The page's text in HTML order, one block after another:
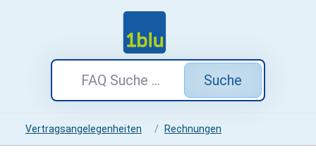
Suche
Vertragsangelegenheiten Rechnungen